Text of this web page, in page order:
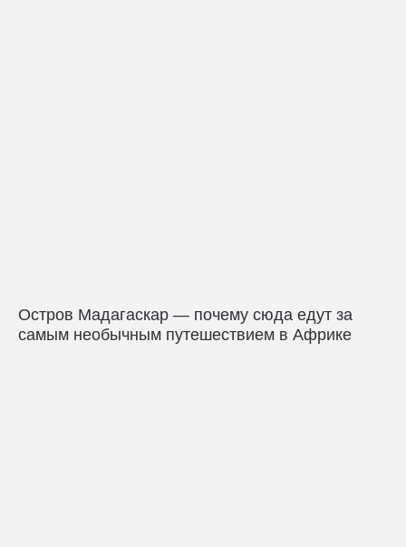
Остров Мадагаскар — почему сюда едут за
самым необычным путешествием в Африке